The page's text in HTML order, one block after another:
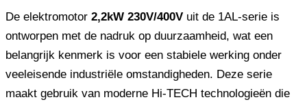
De elektromotor 2,2kW 230V/400V uit de 1AL-serie is
ontworpen met de nadruk op duurzaamheid, wat een
belangrijk kenmerk is voor een stabiele werking onder
veeleisende industriële omstandigheden. Deze serie
maakt gebruik van moderne Hi-TECH technologieën die